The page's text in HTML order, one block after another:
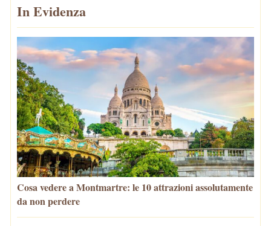
In Evidenza
Cosa vedere a Montmartre: le 10 attrazioni assolutamente
da non perdere